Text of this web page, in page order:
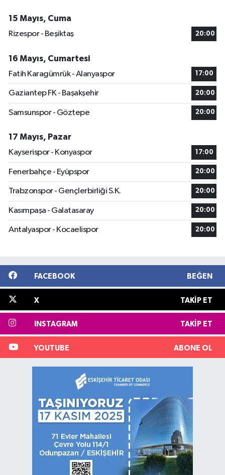
15 Mayıs, Cuma
Rizespor - Beşiktaş
20:00
16 Mayıs, Cumartesi
Fatih Karagümrük - Alanyaspor
17:00
Gaziantep FK - Başakşehir 20:00
Samsunspor - Göztepe 20:00
17 Mayıs, Pazar
Kayserispor - Konyaspor
17:00
Fenerbahçe - Eyüpspor 20:00
Trabzonspor - Gençlerbirliği S.K. 20:00
Kasımpaşa - Galatasaray 20:00
Antalyaspor - Kocaelispor 20:00
FACEBOOK BEĞEN
X TAKIP ET
INSTAGRAM TAKIP ET
YOUTUBE ABONE OL